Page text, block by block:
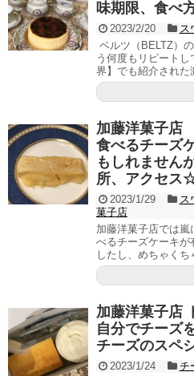
味期限、食べ
2023/2/20 ス
ベルツ（BELTZ）
う何度もリピート
界】でも紹介された
加藤洋菓子
食べるチーズ
もしれません
所、アクセス
2023/1/29 ス
菓子店
加藤洋菓子店では
べるチーズケーキが
したし、めちゃく
加藤洋菓子店
自分でチーズ
チーズのスペ
2023/1/24 チ